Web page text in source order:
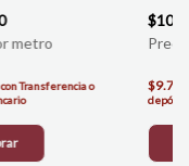
conTransferencia o